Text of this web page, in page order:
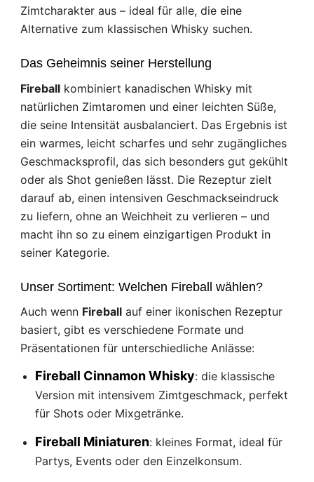
Zimtcharakter aus – ideal für alle, die eine
Alternative zum klassischen Whisky suchen.
Das Geheimnis seiner Herstellung
Fireball kombiniert kanadischen Whisky mit
natürlichen Zimtaromen und einer leichten Süße,
die seine Intensität ausbalanciert. Das Ergebnis ist
ein warmes, leicht scharfes und sehr zugängliches
Geschmacksprofil, das sich besonders gut gekühlt
oder als Shot genießen lässt. Die Rezeptur zielt
darauf ab, einen intensiven Geschmackseindruck
zu liefern, ohne an Weichheit zu verlieren – und
macht ihn so zu einem einzigartigen Produkt in
seiner Kategorie.
Unser Sortiment: Welchen Fireball wählen?
Auch wenn Fireball auf einer ikonischen Rezeptur
basiert, gibt es verschiedene Formate und
Präsentationen für unterschiedliche Anlässe:
Fireball Cinnamon Whisky: die klassische
Version mit intensivem Zimtgeschmack, perfekt
für Shots oder Mixgetränke.
Fireball Miniaturen: kleines Format, ideal für
Partys, Events oder den Einzelkonsum.